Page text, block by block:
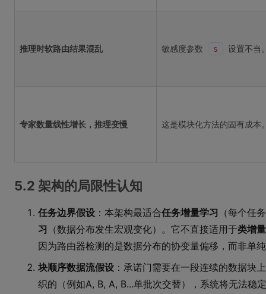
推理时软路由结果混乱 敏感度参数 s 设置不当
专家数量线性增长，推理变慢 这是模块化方法的固有成本
5.2 架构的局限性认知
任务边界假设 ：本架构最适合任务增量学习 （每个任
习 （数据分布发生宏观变化）。它不直接适用于类增
因为路由器检测的是数据分布的协变量偏移，而非单
块顺序数据流假设 ：承诺门需要在一段连续的数据块
织的（例如A, B, A, B...单批次交替），系统将无法稳